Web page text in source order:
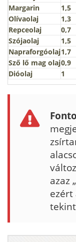
Margarin
1,5
Olívaolaj
1,3
Repceolaj
0,7
Szójaolaj
1,5
Napraforgóolaj1,7
Sző lő mag olaj0,9
Dióolaj
1
azaz